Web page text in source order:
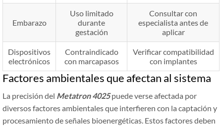
Embarazo
Uso limitado
durante
gestación
Consultar con
especialista antes de
aplicar
Dispositivos
electrónicos
Contraindicado
con marcapasos
Verificar compatibilidad
con implantes
Factores ambientales que afectan al sistema
La precisión del Metatron 4025puede verse afectada por
diversos factores ambientales que interfieren con la captación y
procesamiento de señales bioenergéticas. Estos factores deben